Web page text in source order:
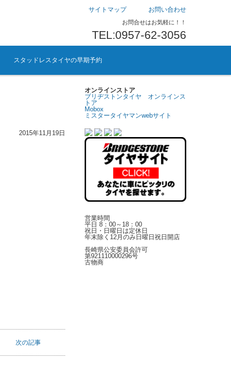
サイトマップ お問い合わせ
お問合せはお気軽に！！
TEL:0957-62-3056
スタッドレスタイヤの早期予約
2015年11月19日
次の記事
オンラインストア
ブリヂストンタイヤ オンラインス
トア
Mobox
ミスタータイヤマンwebサイト
営業時間
平日 8：00～18：00
祝日・日曜日は定休日
年末除く12月のみ日曜日祝日開店
長崎県公安委員会許可
第921110000296号
古物商